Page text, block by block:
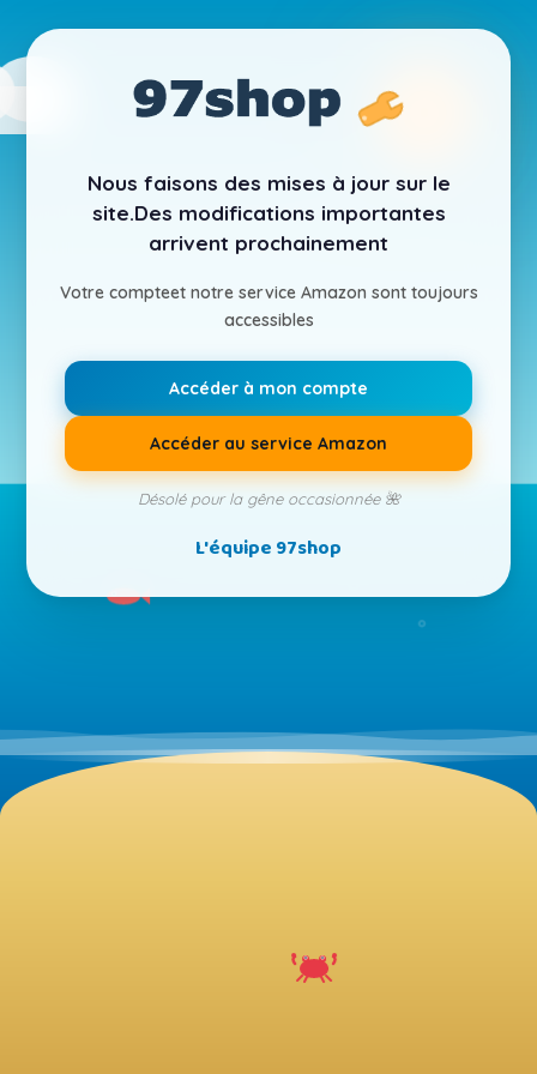
Nous faisons des mises à jour sur le
site.Des modifications importantes
arrivent prochainement
Votre compteet notre service Amazon sont toujours
accessibles
Accéder à mon compte
Accéder au service Amazon
Désolé pour la gêne occasionnée 🌺
L'équipe 97shop